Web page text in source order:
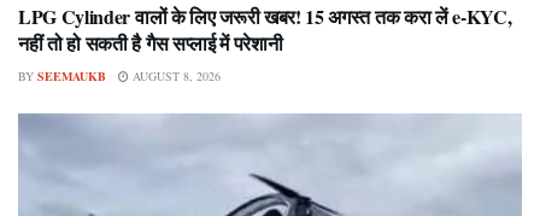
LPG Cylinder वालों के लिए जरूरी खबर! 15 अगस्त तक करा लें e-KYC,
नहीं तो हो सकती है गैस सप्लाई में परेशानी
BY SEEMAUKB AUGUST 8, 2026